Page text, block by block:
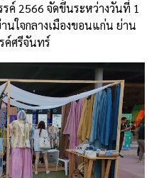
รค์ 2566 จัดขึ้นระหว่างวันที่ 1
นใจกลางเมืองขอนแก่น ย่าน
ค์ศรีจันทร์